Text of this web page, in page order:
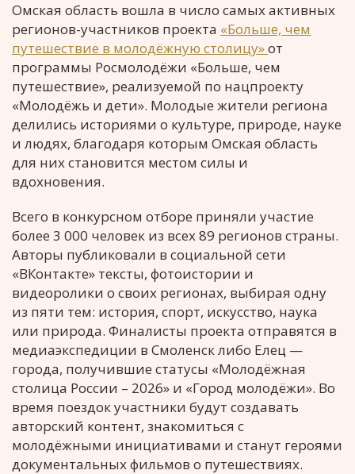
Омская область вошла в число самых активных
регионов-участников проекта «Больше, чем
путешествие в молодёжную столицу»от
программы Росмолодёжи «Больше, чем
путешествие», реализуемой по нацпроекту
«Молодёжь и дети». Молодые жители региона
делились историями о культуре, природе, науке
и людях, благодаря которым Омская область
для них становится местом силы и
вдохновения.
Всего в конкурсном отборе приняли участие
более 3 000 человек из всех 89 регионов страны.
Авторы публиковали в социальной сети
«ВКонтакте» тексты, фотоистории и
видеоролики о своих регионах, выбирая одну
из пяти тем: история, спорт, искусство, наука
или природа. Финалисты проекта отправятся в
медиаэкспедиции в Смоленск либо Елец —
города, получившие статусы «Молодёжная
столица России – 2026» и «Город молодёжи». Во
время поездок участники будут создавать
авторский контент, знакомиться с
молодёжными инициативами и станут героями
документальных фильмов о путешествиях.